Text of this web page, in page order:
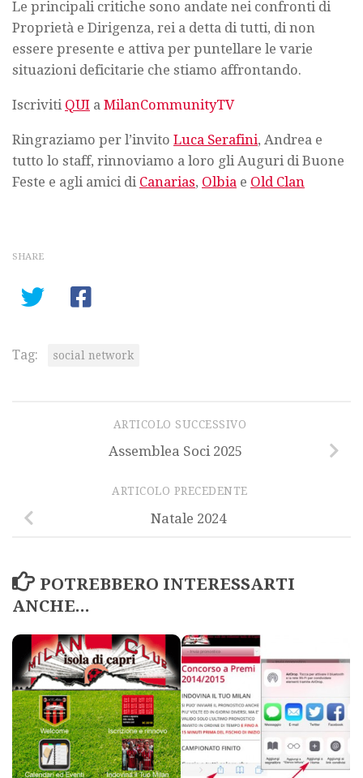
Le principali critiche sono andate nei confronti di
Proprietà e Dirigenza, rei a detta di tutti, di non
essere presente e attiva per puntellare le varie
situazioni deficitarie che stiamo affrontando.
Iscriviti QUI a MilanCommunityTV
Ringraziamo per l’invito Luca Serafini, Andrea e
tutto lo staff, rinnoviamo a loro gli Auguri di Buone
Feste e agli amici di Canarias, Olbia e Old Clan
SHARE
Tag: social network
ARTICOLO SUCCESSIVO
Assemblea Soci 2025
ARTICOLO PRECEDENTE
Natale 2024
POTREBBERO INTERESSARTI
ANCHE...